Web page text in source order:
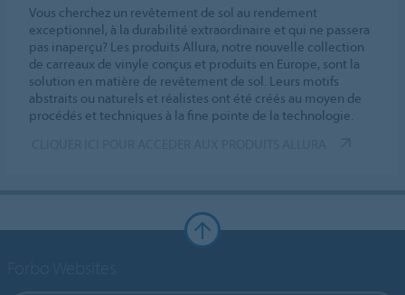
Vous cherchez un revêtement de sol au rendement
exceptionnel, à la durabilité extraordinaire et qui ne passera
pas inaperçu? Les produits Allura, notre nouvelle collection
de carreaux de vinyle conçus et produits en Europe, sont la
solution en matière de revêtement de sol. Leurs motifs
abstraits ou naturels et réalistes ont été créés au moyen de
procédés et techniques à la fine pointe de la technologie.